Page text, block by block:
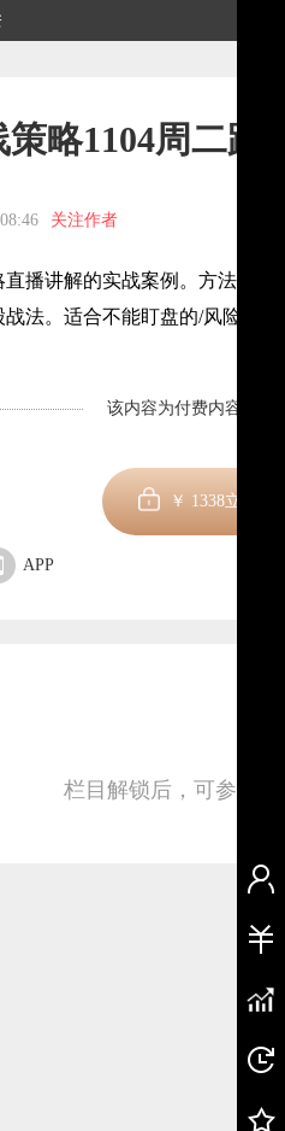
略1104周二跟
关注作者
直播讲解的实战案例。方法、分
战法。适合不能盯盘的/风险偏
该内容为付费内容，剩
￥ 1338立即订
APP
栏目解锁后，可参与